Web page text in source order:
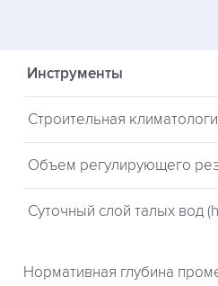
Инструменты
Строительная
Объем регулирующего
Суточный слой талых вод
Нормативная глубина